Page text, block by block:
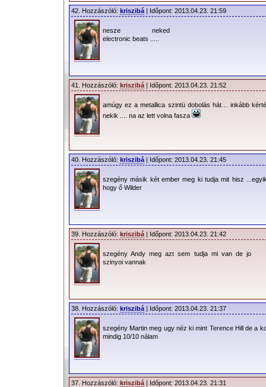
42. Hozzászóló: kriszibá | Időpont: 2013.04.23. 21:59
nesze neked
electronic beats .....
41. Hozzászóló: kriszibá | Időpont: 2013.04.23. 21:52
amúgy ez a metallica szintü dobolás hát… inkább
nekik .... na az lett volna fasza
40. Hozzászóló: kriszibá | Időpont: 2013.04.23. 21:45
szegény másik két ember meg ki tudja mit hisz
hogy ő Wilder
39. Hozzászóló: kriszibá | Időpont: 2013.04.23. 21:42
szegény Andy meg azt sem tudja mi van de jo
szinyoi vannak
38. Hozzászóló: kriszibá | Időpont: 2013.04.23. 21:37
szegény Martin meg ugy néz ki mint Terence Hill de a
mindig 10/10 nálam
37. Hozzászóló: kriszibá | Időpont: 2013.04.23. 21:31